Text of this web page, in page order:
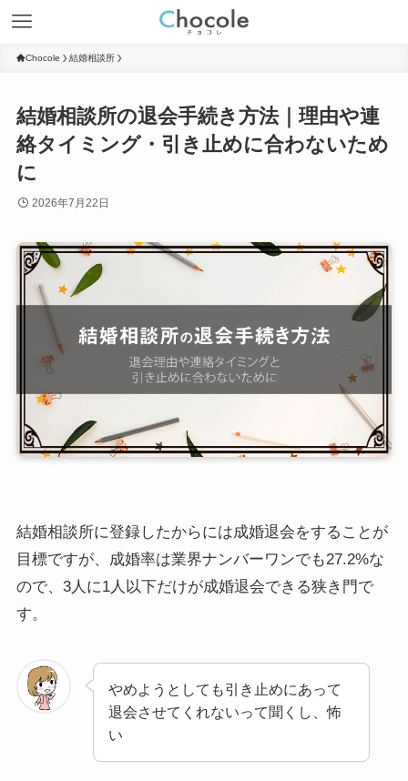
Chocole 結婚相談所
結婚相談所の退会手続き方法｜理由や連
絡タイミング・引き止めに合わないため
に
2026年7月22日
結婚相談所に登録したからには成婚退会をすることが
目標ですが、成婚率は業界ナンバーワンでも27.2%な
ので、3人に1人以下だけが成婚退会できる狭き門で
す。
やめようとしても引き止めにあって
退会させてくれないって聞くし、怖
い